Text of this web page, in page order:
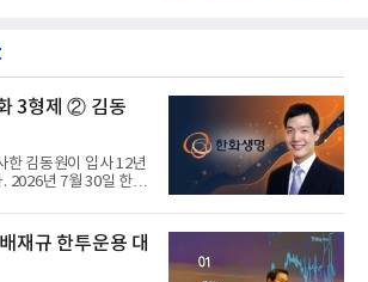
3형제 ② 김동
계열 수장 등극
한 김동원이 입사 12년
2026년 7월 30일 한화
재규 한투운용 대